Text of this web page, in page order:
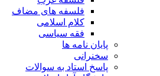
فلسفه های مضاف
کلام اسلامی
فقه سیاسی
پایان نامه ها
سخنرانی
پاسخ استاد به سوالات